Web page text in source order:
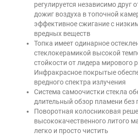
регулируется независимо друг
дожиг воздуха в топочной
эффективное сжигание с
вредных веществ
Топка имеет одинарное
стеклокерамикой высокой
стойкости от лидера мирового
Инфракрасное покрытые
вредного спектра излучения
Система самоочистки стекла
длительный обзор пламени без
Поворотная колосниковая
высококачественного литого
легко и просто чистить